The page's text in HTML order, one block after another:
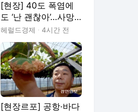
[현장] 40도 폭염에
도 ‘난 괜찮아’…사망
등산객 속출에도 끊
이지 않는 산행 [세상
&]
헤럴드경제 4시간 전
[현장르포] 공항·바다